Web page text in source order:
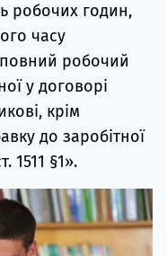
робочих годин,
часу
робочий
у договорі
крім
до заробітної
1511 §1».